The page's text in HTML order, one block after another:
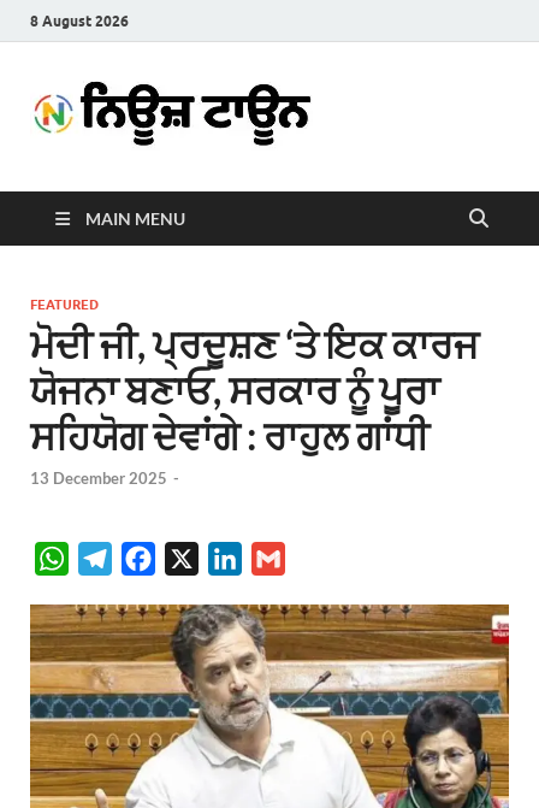
8 August 2026
Town
MAIN MENU
FEATURED
ਮੋਦੀ ਜੀ, ਪ੍ਰਦੂਸ਼ਣ ‘ਤੇ ਇਕ ਕਾਰਜ
ਯੋਜਨਾ ਬਣਾਓ, ਸਰਕਾਰ ਨੂੰ ਪੂਰਾ
ਸਹਿਯੋਗ ਦੇਵਾਂਗੇ : ਰਾਹੁਲ ਗਾਂਧੀ
13 December 2025 -
W
a
t
s
A
p
p
l
e
g
r
a
m
c
e
b
o
o
n
k
e
d
I
a
i
l